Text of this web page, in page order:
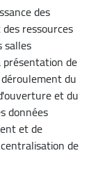
des
ressources
salles
de
du
et du
données
et de
de